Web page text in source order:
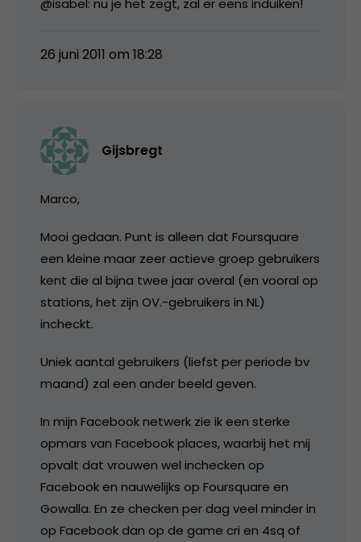
26 juni 2011 om 18:28
Gijsbregt
Marco,
Mooi gedaan. Punt is alleen dat Foursquare
een kleine maar zeer actieve groep gebruikers
kent die al bijna twee jaar overal (en vooral op
stations, het zijn OV.-gebruikers in NL)
incheckt.
Uniek aantal gebruikers (liefst per periode bv
maand) zal een ander beeld geven.
In mijn Facebook netwerk zie ik een sterke
opmars van Facebook places, waarbij het mij
opvalt dat vrouwen wel inchecken op
Facebook en nauwelijks op Foursquare en
Gowalla. En ze checken per dag veel minder in
op Facebook dan op de game cri en 4sq of